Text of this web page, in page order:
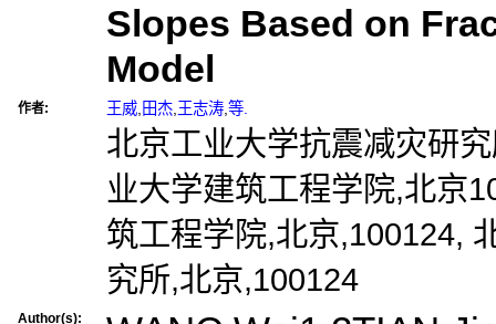
Slopes Based on
Model
作者: 王威 田杰 王志涛 等.
北京工业大学抗震减灾研
业大学建筑工程学院,北京
筑工程学院,北京,100124,
究所,北京,100124
Author(s):